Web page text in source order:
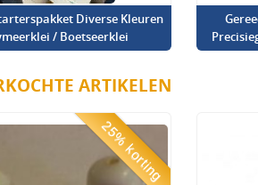
Diverse Kleuren
/ Boetseerklei
ARTIKELEN
25% korting